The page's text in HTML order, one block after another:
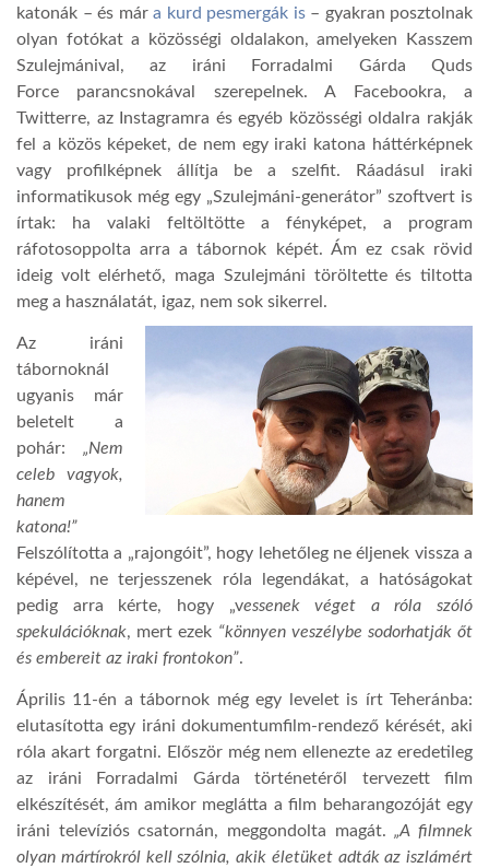
LATIMO.HU
GLOBOBOOK
katonák – és már a kurd pesmergák is– gyakran posztolnak
olyan fotókat a közösségi oldalakon, amelyeken Kasszem
Szulejmánival, az iráni Forradalmi Gárda Quds
Force parancsnokával szerepelnek. A Facebookra, a
Twitterre, az Instagramra és egyéb közösségi oldalra rakják
fel a közös képeket, de nem egy iraki katona háttérképnek
vagy profilképnek állítja be a szelfit. Ráadásul iraki
informatikusok még egy „Szulejmáni-generátor” szoftvert is
írtak: ha valaki feltöltötte a fényképet, a program
ráfotosoppolta arra a tábornok képét. Ám ez csak rövid
ideig volt elérhető, maga Szulejmáni töröltette és tiltotta
meg a használatát, igaz, nem sok sikerrel.
Az iráni
tábornoknál
ugyanis már
beletelt a
pohár: „Nem
celeb vagyok,
hanem
katona!”
Felszólította a „rajongóit”, hogy lehetőleg ne éljenek vissza a
képével, ne terjesszenek róla legendákat, a hatóságokat
pedig arra kérte, hogy „vessenek véget a róla szóló
spekulációknak, mert ezek “könnyen veszélybe sodorhatják őt
és embereit az iraki frontokon”.
Április 11-én a tábornok még egy levelet is írt Teheránba:
elutasította egy iráni dokumentumfilm-rendező kérését, aki
róla akart forgatni. Először még nem ellenezte az eredetileg
az iráni Forradalmi Gárda történetéről tervezett film
elkészítését, ám amikor meglátta a film beharangozóját egy
iráni televíziós csatornán, meggondolta magát.„A filmnek
olyan mártírokról kell szólnia, akik életüket adták az iszlámért